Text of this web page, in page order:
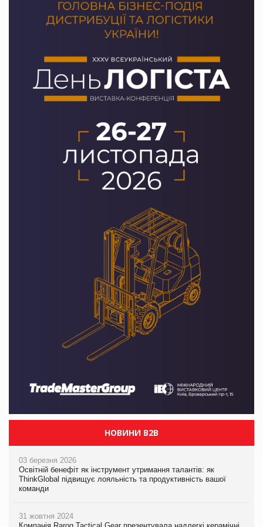
НОВИНИ B2B
03 березня 2026
Освітній бенефіт як інструмент утримання талантів: як
ThinkGlobal підвищує лояльність та продуктивність вашої
команди
31 жовтня 2024